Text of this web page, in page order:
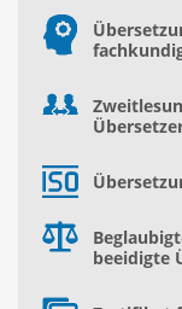
beeidigte